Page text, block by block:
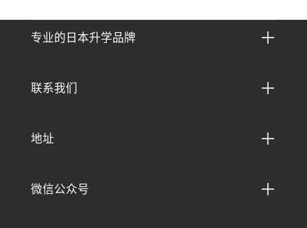
专业的日本升学品牌 
联系我们 
地址 
微信公众号 